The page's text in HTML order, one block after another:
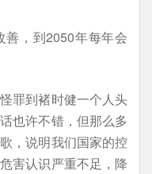
，到2050年每年会
罪到褚时健一个人头
也许不错，但那么多
，说明我们国家的控
害认识严重不足，降